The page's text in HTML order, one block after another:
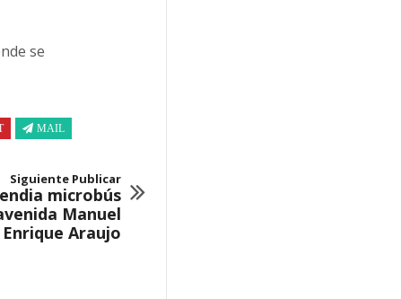
se
MAIL
Siguiente Publicar
microbús
Manuel
Enrique Araujo